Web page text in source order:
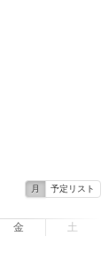
月 予定リスト
金 土